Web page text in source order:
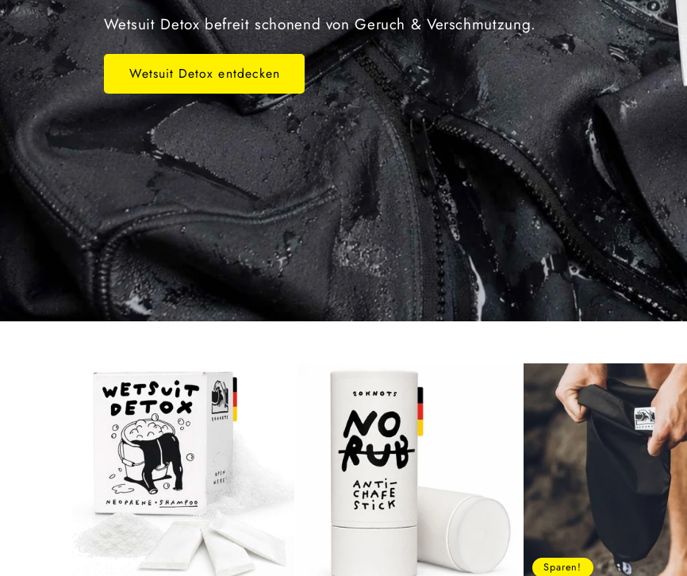
Wetsuit Detox befreit schonend von Geruch & Verschmutzung.
Wetsuit Detox entdecken
Sparen!